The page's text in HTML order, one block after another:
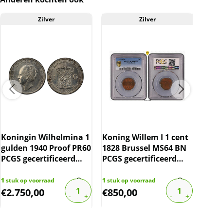
Als een product onder de margeregeling wordt
verhandeld, zoals in het geval van deze munt,
factuur. De prijs die op onze website wordt
vermeld, is inclusief btw.
Zilver
Koningin Wilhelmina 1
gulden 1940 Proof PR60
PCGS gecertificeerd
1 stuk op voorraad
€2.750,00
Zilver
Koning Willem I 1 cent
1828 Brussel MS64 BN
PCGS gecertificeerd
1 stuk op voorraad
€850,00